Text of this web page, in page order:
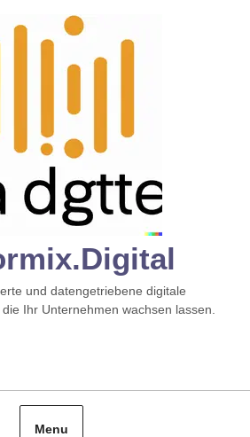
und datengetriebene digitale
Ihr Unternehmen wachsen lassen.
Menu